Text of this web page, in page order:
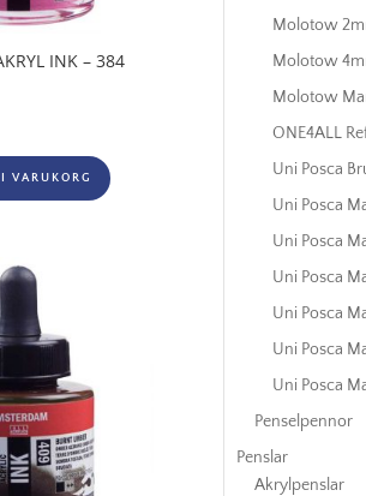
INK – 384
VARUKORG
Molotow
Molotow
Molotow
ONE4ALL
Uni Posca
Uni Posca
Uni Posca
Uni Posca
Uni Posca
Uni Posca
Uni Posca
Penselpennor
Penslar
Akrylpenslar